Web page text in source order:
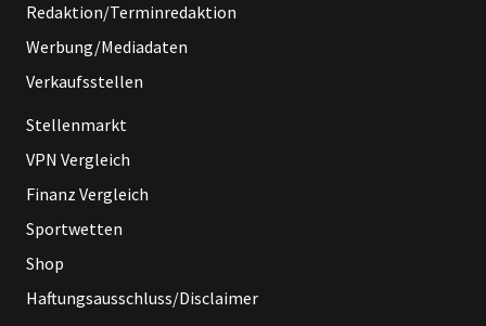
Redaktion/Terminredaktion
Werbung/Mediadaten
Verkaufsstellen
Stellenmarkt
VPN Vergleich
Finanz Vergleich
Sportwetten
Shop
Haftungsausschluss/Disclaimer